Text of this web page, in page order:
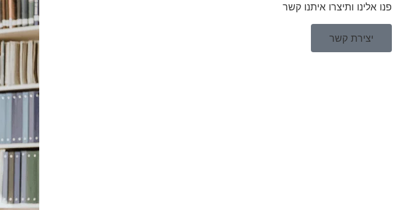
פנו אלינו ותיצרו איתנו קשר
יצירת קשר